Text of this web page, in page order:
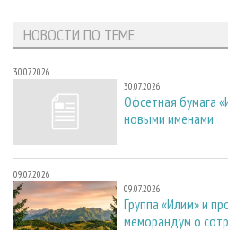
НОВОСТИ ПО ТЕМЕ
30.07.2026
30.07.2026
Офсетная бумага
новыми именами
09.07.2026
09.07.2026
Группа «Илим» и
меморандум о